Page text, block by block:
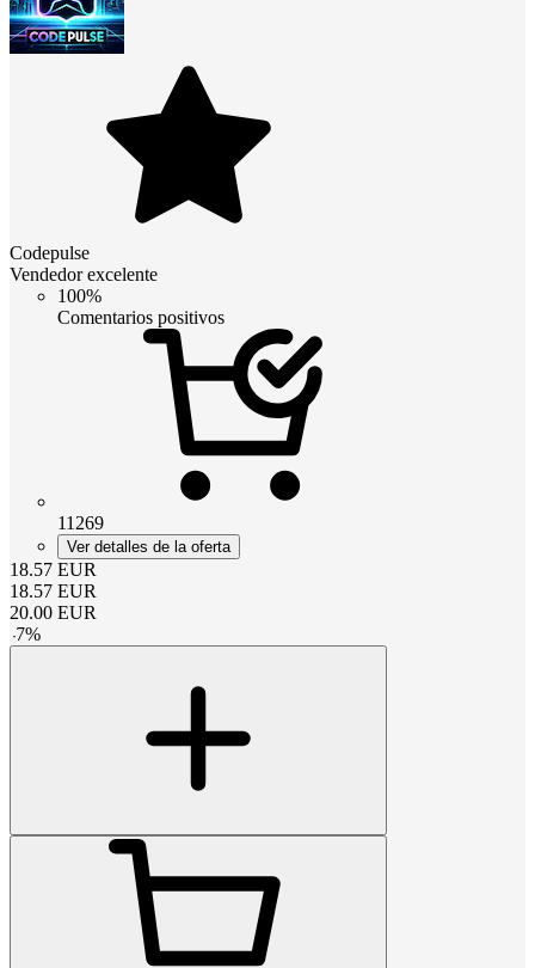
Codepulse
Vendedor excelente
100%
Comentarios positivos
11269
Ver detalles de la oferta
18.57 EUR
18.57 EUR
20.00 EUR
-7%